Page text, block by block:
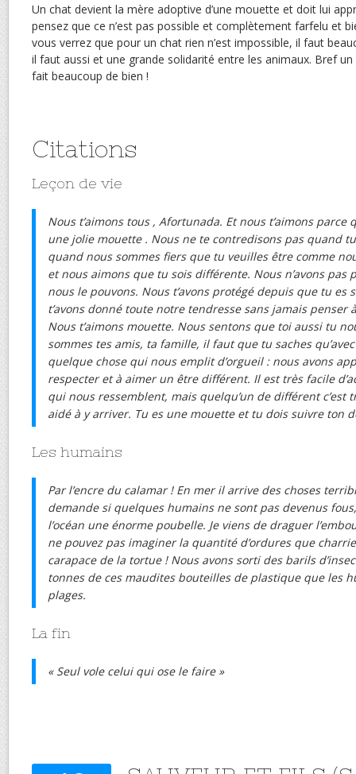
Un chat devient la mère adoptive d’une mouette et doit lui
pensez que ce n’est pas possible et complètement farfelu et
vous verrez que pour un chat rien n’est impossible, il faut
il faut aussi et une grande solidarité entre les animaux. Bref
fait beaucoup de bien !
Citations
Leçon de vie
Nous t’aimons tous , Afortunada. Et nous t’aimons parce
une jolie mouette . Nous ne te contredisons pas quand
quand nous sommes fiers que tu veuilles être comme
et nous aimons que tu sois différente. Nous n’avons pas
nous le pouvons. Nous t’avons protégé depuis que tu
t’avons donné toute notre tendresse sans jamais penser
Nous t’aimons mouette. Nous sentons que toi aussi tu
sommes tes amis, ta famille, il faut que tu saches
quelque chose qui nous emplit d’orgueil : nous avons
respecter et à aimer un être différent. Il est très facile
qui nous ressemblent, mais quelqu’un de différent c’est
aidé à y arriver. Tu es une mouette et tu dois suivre ton
Les humains
Par l’encre du calamar ! En mer il arrive des choses
demande si quelques humains ne sont pas devenus
l’océan une énorme poubelle. Je viens de draguer
ne pouvez pas imaginer la quantité d’ordures que
carapace de la tortue ! Nous avons sorti des barils
tonnes de ces maudites bouteilles de plastique que les
plages.
La fin
« Seul vole celui qui ose le faire »